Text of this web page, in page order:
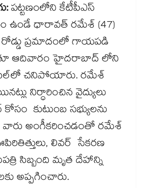
పట్టణంలోని కేటీపీఎస్
ఉండే ధారావత్ రమేశ్ (47)
ప్రమాదంలో గాయపడి
ఆదివారం హైదరాబాద్ లోని
చనిపోయారు. రమేశ్
నిర్ధారించిన వైద్యులు
కుటుంబ సభ్యులను
వారు అంగీకరించడంతో రమేశ్
లివర్ సేకరణ
సిబ్బంది మృత దేహాన్ని
అప్పగించారు.